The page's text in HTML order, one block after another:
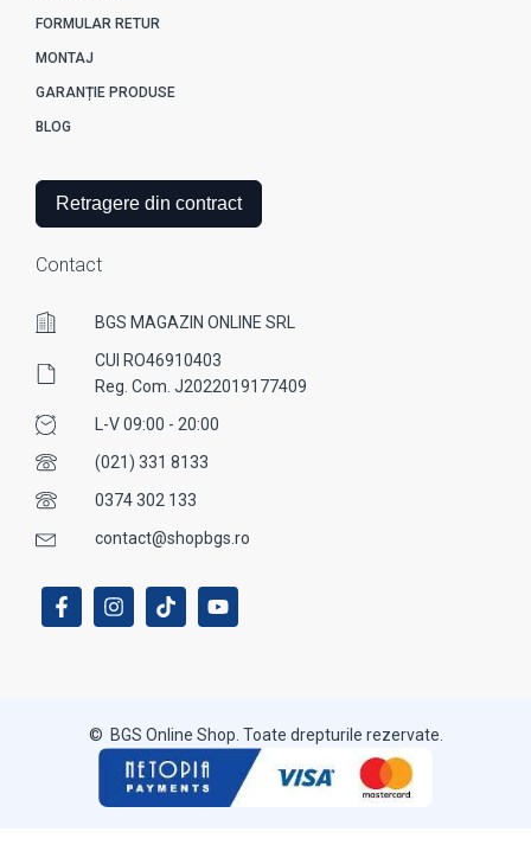
FORMULAR RETUR
MONTAJ
GARANȚIE PRODUSE
BLOG
Retragere din contract
Contact
BGS MAGAZIN ONLINE SRL
CUI RO46910403
Reg. Com. J2022019177409
L-V 09:00 - 20:00
(021) 331 8133
0374 302 133
contact@shopbgs.ro
© BGS Online Shop. Toate drepturile rezervate.